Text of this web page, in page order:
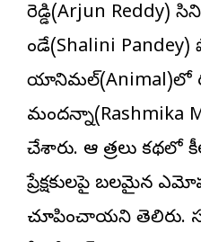
రెడ్డి(Arjun
పాండే(Shalini
యానిమ‌ల్‌(Animal)లో
మంద‌న్నా(Rashmika
చేశారు. ఆ పాత్రలు
ప్రేక్షకులపై బలమైన
చూపించాయని తెలిపారు.